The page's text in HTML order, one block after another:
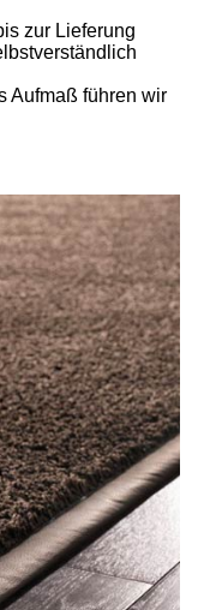
zur Lieferung
Aufmaß führen wir